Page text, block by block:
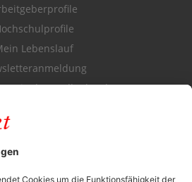
Lebenslauf
Sie den Stellenkatalog
ARBEITGEBER
Anzeigen-AGB